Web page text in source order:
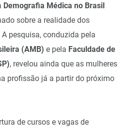
Demografia Médica no Brasil
sobre a realidade dos
pesquisa, conduzida pela
(AMB) e pela Faculdade de
, revelou ainda que as mulheres
profissão já a partir do próximo
de cursos e vagas de